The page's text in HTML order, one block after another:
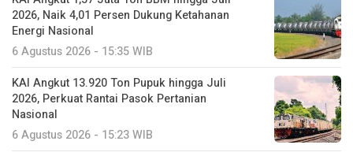
2026, Naik 4,01 Persen Dukung Ketahanan
Energi Nasional
6 Agustus 2026 - 15:35 WIB
KAI Angkut 13.920 Ton Pupuk hingga Juli
2026, Perkuat Rantai Pasok Pertanian
Nasional
6 Agustus 2026 - 15:23 WIB